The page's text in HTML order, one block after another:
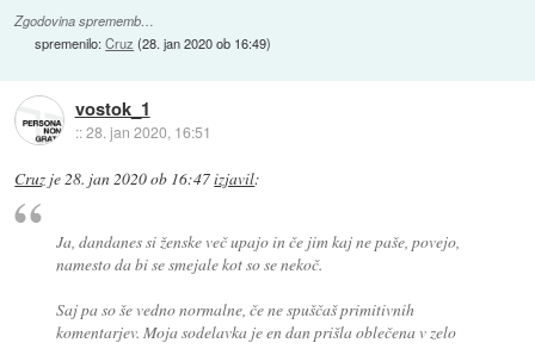
Zgodovina sprememb…
spremenilo:Cruz (28. jan 2020 ob 16:49)
vostok_1
::28. jan 2020, 16:51
Cruz je28. jan 2020 ob 16:47izjavil:
Ja, dandanes si ženske več upajo in če jim kaj ne paše, povejo,
namesto da bi se smejale kot so se nekoč.
Saj pa so še vedno normalne, če ne spuščaš primitivnih
komentarjev. Moja sodelavka je en dan prišla oblečena v zelo